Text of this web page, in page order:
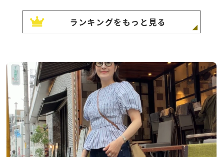
ランキングをもっと見る